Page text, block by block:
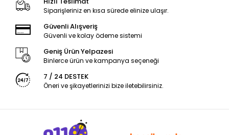
Siparişleriniz en kısa sürede elinize ulaşır.
Güvenli Alışveriş
Güvenli ve kolay ödeme sistemi
Geniş Ürün Yelpazesi
Binlerce ürün ve kampanya seçeneği
7 / 24 DESTEK
Öneri ve şikayetlerinizi bize iletebilirsiniz.